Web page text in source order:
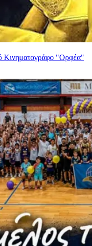
Κινηματογράφο "Ορφέα"